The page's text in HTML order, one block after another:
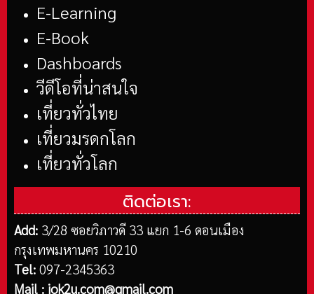
E-Learning
E-Book
Dashboards
วีดีโอที่น่าสนใจ
เที่ยวทั่วไทย
เที่ยวมรดกโลก
เที่ยวทั่วโลก
ติดต่อเรา:
Add: 3/28 ซอยวิภาวดี 33 แยก 1-6 ดอนเมือง
กรุงเทพมหานคร 10210
Tel: 097-2345363
Mail : iok2u.com@gmail.com